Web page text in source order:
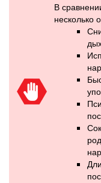
В
несколько